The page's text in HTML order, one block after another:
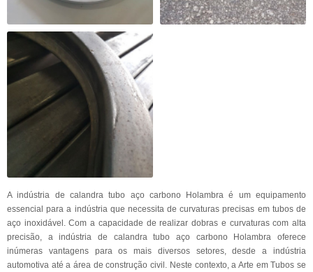
A indústria de calandra tubo aço carbono Holambra é um equipamento
essencial para a indústria que necessita de curvaturas precisas em tubos de
aço inoxidável. Com a capacidade de realizar dobras e curvaturas com alta
precisão, a indústria de calandra tubo aço carbono Holambra oferece
inúmeras vantagens para os mais diversos setores, desde a indústria
automotiva até a área de construção civil. Neste contexto, a Arte em Tubos se